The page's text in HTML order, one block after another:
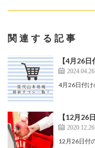
関連する記事
【4月26
2024.04.26
4月26日付
【12月26
2020.12.26
12月26日付